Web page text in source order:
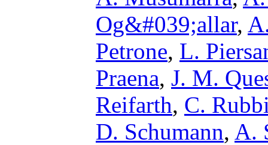
Og&#039;allar,
Petrone, L.
Praena, J. M.
Reifarth, C.
D. Schumann, A.